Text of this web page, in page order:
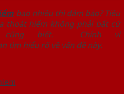
bao nhiêu thì đảm bảo? Tiêu
thoát hiểm không phải bất cứ
cũng biết. Chính vì
tìm hiểu rõ về vấn đề này.